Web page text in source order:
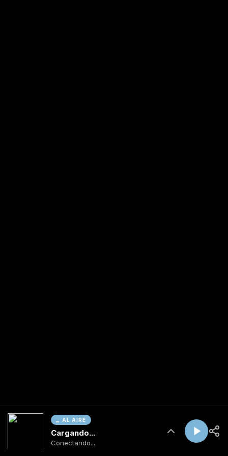
AL AIRE
Cargando...
Conectando...